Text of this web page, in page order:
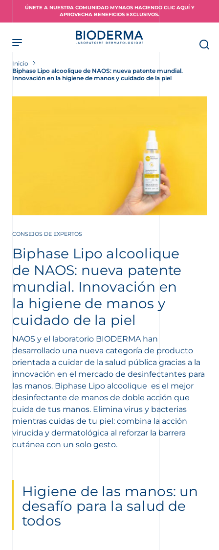
ÚNETE A NUESTRA COMUNIDAD MYNAOS HACIENDO CLIC AQUÍ Y
APROVECHA BENEFICIOS EXCLUSIVOS.
Inicio
Biphase Lipo alcoolique de NAOS: nueva patente mundial.
Innovación en la higiene de manos y cuidado de la piel
CONSEJOS DE EXPERTOS
Biphase Lipo alcoolique
de NAOS: nueva patente
mundial. Innovación en
la higiene de manos y
cuidado de la piel
NAOS y el laboratorio BIODERMA han
desarrollado una nueva categoría de producto
orientada a cuidar de la salud pública gracias a la
innovación en el mercado de desinfectantes para
las manos. Biphase Lipo alcoolique es el mejor
desinfectante de manos de doble acción que
cuida de tus manos. Elimina virus y bacterias
mientras cuidas de tu piel: combina la acción
virucida y dermatológica al reforzar la barrera
cutánea con un solo gesto.
Higiene de las manos: un
desafío para la salud de
todos